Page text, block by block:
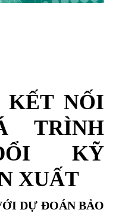
NỐI
TRÌNH
KỸ
XUẤT
DỰ ĐOÁN BẢO